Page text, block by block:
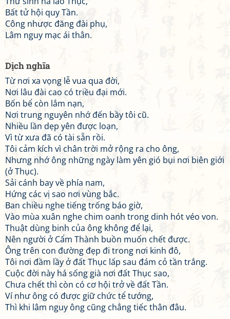
Bất tử hội quy Tần.
Công nhược đăng đài phụ,
Lâm nguy mạc ái thân.
Dịch nghĩa
Từ nơi xa vọng lễ vua qua đời,
Nơi lâu đài cao có triều đại mới.
Bốn bể còn lắm nạn,
Nơi trung nguyên nhớ đến bầy tôi cũ.
Nhiều lần dẹp yên được loạn,
Vì từ xưa đã có tài sẵn rồi.
Tôi cảm kích vì chân trời mở rộng ra cho ông,
Nhưng nhớ ông những ngày làm yên gió bụi nơi biên giới
(ở Thục).
Sải cánh bay về phía nam,
Hứng các vị sao nơi vùng bắc.
Ban chiều nghe tiếng trống báo giờ,
Vào mùa xuân nghe chim oanh trong dinh hót véo von.
Thuật dùng binh của ông không để lại,
Nên người ở Cẩm Thành buồn muốn chết được.
Ông trên con đường đẹp đi trong nơi kinh đô,
Tôi nơi đầm lầy ở đất Thục lấp sau đám cỏ tần trắng.
Cuộc đời này há sống già nơi đất Thục sao,
Chưa chết thì còn có cơ hội trở về đất Tần.
Ví như ông có được giữ chức tể tướng,
Thì khi lâm nguy ông cũng chẳng tiếc thân đâu.